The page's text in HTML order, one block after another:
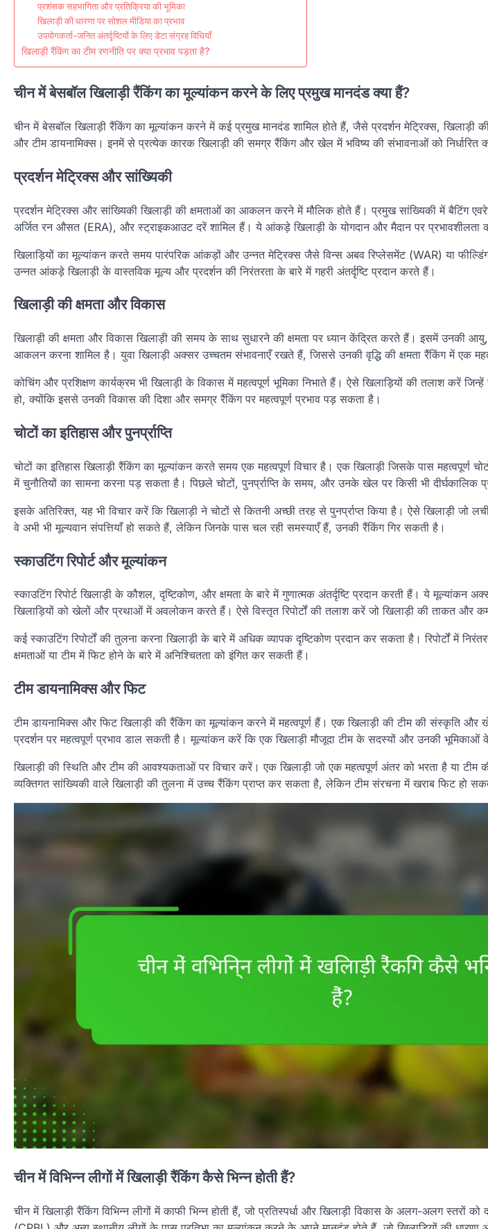
प्रशंसक सहभागिता और प्रतिक्रिया की भूमिका
खिलाड़ी की धारणा पर सोशल मीडिया का प्रभाव
उपयोगकर्ता-जनित अंतर्दृष्टियों के लिए डेटा संग्रह विधियाँ
खिलाड़ी रैंकिंग का टीम रणनीति पर क्या प्रभाव पड़ता है?
चीन में बेसबॉल खिलाड़ी रैंकिंग का मूल्यांकन करने के लिए प्रमुख मानदंड क्या हैं?
चीन में बेसबॉल खिलाड़ी रैंकिंग का मूल्यांकन करने में कई प्रमुख मानदंड शामिल होते हैं, जैसे प्रदर्शन मेट्रिक्स, खिलाड़ी की
और टीम डायनामिक्स। इनमें से प्रत्येक कारक खिलाड़ी की समग्र रैंकिंग और खेल में भविष्य की संभावनाओं को निर्धारित
प्रदर्शन मेट्रिक्स और सांख्यिकी
प्रदर्शन मेट्रिक्स और सांख्यिकी खिलाड़ी की क्षमताओं का आकलन करने में मौलिक होते हैं। प्रमुख सांख्यिकी में बैटिंग
अर्जित रन औसत (ERA), और स्ट्राइकआउट दरें शामिल हैं। ये आंकड़े खिलाड़ी के योगदान और मैदान पर प्रभावशीलता
खिलाड़ियों का मूल्यांकन करते समय पारंपरिक आंकड़ों और उन्नत मेट्रिक्स जैसे विन्स अबव रिप्लेसमेंट (WAR) या
उन्नत आंकड़े खिलाड़ी के वास्तविक मूल्य और प्रदर्शन की निरंतरता के बारे में गहरी अंतर्दृष्टि प्रदान करते हैं।
खिलाड़ी की क्षमता और विकास
खिलाड़ी की क्षमता और विकास खिलाड़ी की समय के साथ सुधारने की क्षमता पर ध्यान केंद्रित करते हैं। इसमें उनकी आयु,
आकलन करना शामिल है। युवा खिलाड़ी अक्सर उच्चतम संभावनाएँ रखते हैं, जिससे उनकी वृद्धि की क्षमता रैंकिंग में एक
कोचिंग और प्रशिक्षण कार्यक्रम भी खिलाड़ी के विकास में महत्वपूर्ण भूमिका निभाते हैं। ऐसे खिलाड़ियों की तलाश करें
हो, क्योंकि इससे उनकी विकास की दिशा और समग्र रैंकिंग पर महत्वपूर्ण प्रभाव पड़ सकता है।
चोटों का इतिहास और पुनर्प्राप्ति
चोटों का इतिहास खिलाड़ी रैंकिंग का मूल्यांकन करते समय एक महत्वपूर्ण विचार है। एक खिलाड़ी जिसके पास महत्वपूर्ण
में चुनौतियों का सामना करना पड़ सकता है। पिछले चोटों, पुनर्प्राप्ति के समय, और उनके खेल पर किसी भी दीर्घकालिक
इसके अतिरिक्त, यह भी विचार करें कि खिलाड़ी ने चोटों से कितनी अच्छी तरह से पुनर्प्राप्त किया है। ऐसे खिलाड़ी जो
वे अभी भी मूल्यवान संपत्तियाँ हो सकते हैं, लेकिन जिनके पास चल रही समस्याएँ हैं, उनकी रैंकिंग गिर सकती है।
स्काउटिंग रिपोर्ट और मूल्यांकन
स्काउटिंग रिपोर्ट खिलाड़ी के कौशल, दृष्टिकोण, और क्षमता के बारे में गुणात्मक अंतर्दृष्टि प्रदान करती हैं। ये मूल्यांकन
खिलाड़ियों को खेलों और प्रथाओं में अवलोकन करते हैं। ऐसे विस्तृत रिपोर्टों की तलाश करें जो खिलाड़ी की ताकत और
कई स्काउटिंग रिपोर्टों की तुलना करना खिलाड़ी के बारे में अधिक व्यापक दृष्टिकोण प्रदान कर सकता है। रिपोर्टों में
क्षमताओं या टीम में फिट होने के बारे में अनिश्चितता को इंगित कर सकती हैं।
टीम डायनामिक्स और फिट
टीम डायनामिक्स और फिट खिलाड़ी की रैंकिंग का मूल्यांकन करने में महत्वपूर्ण हैं। एक खिलाड़ी की टीम की संस्कृति और
प्रदर्शन पर महत्वपूर्ण प्रभाव डाल सकती है। मूल्यांकन करें कि एक खिलाड़ी मौजूदा टीम के सदस्यों और उनकी
खिलाड़ी की स्थिति और टीम की आवश्यकताओं पर विचार करें। एक खिलाड़ी जो एक महत्वपूर्ण अंतर को भरता है या टीम
व्यक्तिगत सांख्यिकी वाले खिलाड़ी की तुलना में उच्च रैंकिंग प्राप्त कर सकता है, लेकिन टीम संरचना में खराब फिट हो
चीन में विभिन्न लीगों में खिलाड़ी रैंकिंग कैसे भिन्न होती हैं?
चीन में खिलाड़ी रैंकिंग विभिन्न लीगों में काफी भिन्न होती हैं, जो प्रतिस्पर्धा और खिलाड़ी विकास के अलग-अलग स्तरों को